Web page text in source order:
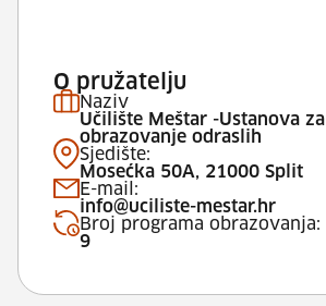
O pružatelju
Naziv
Učilište Meštar -Ustanova za
obrazovanje odraslih
Sjedište:
Mosećka 50A, 21000 Split
E-mail:
info@uciliste-mestar.hr
Broj programa obrazovanja:
9